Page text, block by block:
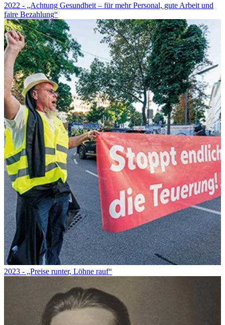
2022 - „Achtung Gesundheit – für mehr Personal, gute Arbeit und
faire Bezahlung“
2023 - „Preise runter, Löhne rauf“